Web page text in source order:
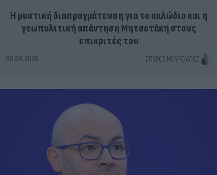
Η μυστική διαπραγμάτευση για το καλώδιο και η
γεωπολιτική απάντηση Μητσοτάκη στους
επικριτές του
06.08.2026 ΣΠΎΡΟΣ ΜΟΥΡΕΛΆΤΟΣ